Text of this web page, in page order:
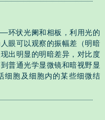
环状光阑和相板，利用光的
眼可以观察的振幅差（明暗
出明显的明暗差异，对比度
普通光学显微镜和暗视野显
细胞及细胞内的某些细微结